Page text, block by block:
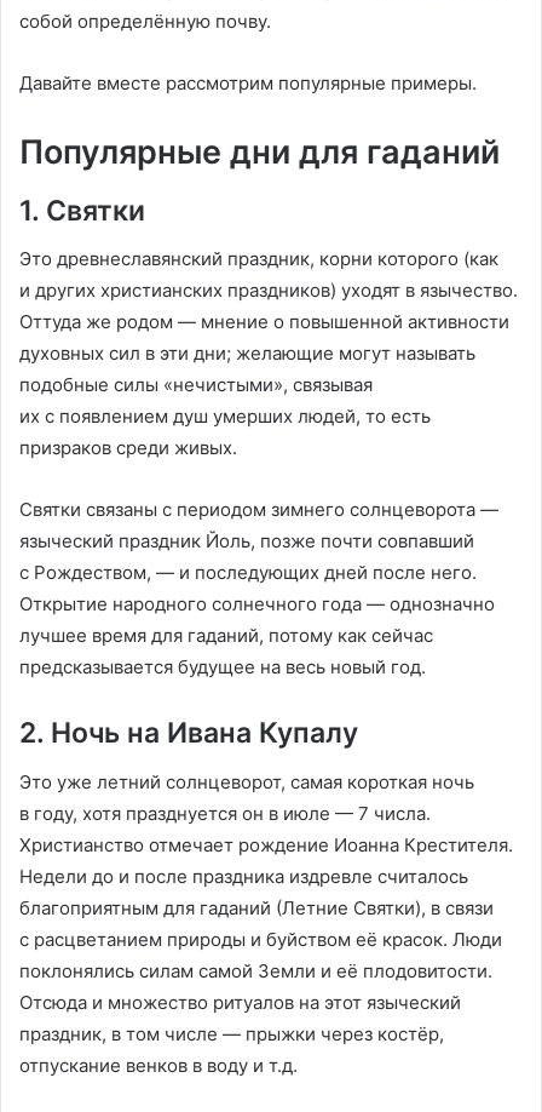
собой определённую почву.
Давайте вместе рассмотрим популярные примеры.
Популярные дни для гаданий
1. Святки
Это древнеславянский праздник, корни которого (как
и других христианских праздников) уходят в язычество.
Оттуда же родом — мнение о повышенной активности
духовных сил в эти дни; желающие могут называть
подобные силы «нечистыми», связывая
их с появлением душ умерших людей, то есть
призраков среди живых.
Святки связаны с периодом зимнего солнцеворота —
языческий праздник Йоль, позже почти совпавший
с Рождеством, — и последующих дней после него.
Открытие народного солнечного года — однозначно
лучшее время для гаданий, потому как сейчас
предсказывается будущее на весь новый год.
2. Ночь на Ивана Купалу
Это уже летний солнцеворот, самая короткая ночь
в году, хотя празднуется он в июле — 7 числа.
Христианство отмечает рождение Иоанна Крестителя.
Недели до и после праздника издревле считалось
благоприятным для гаданий (Летние Святки), в связи
с расцветанием природы и буйством её красок. Люди
поклонялись силам самой Земли и её плодовитости.
Отсюда и множество ритуалов на этот языческий
праздник, в том числе — прыжки через костёр,
отпускание венков в воду и т.д.